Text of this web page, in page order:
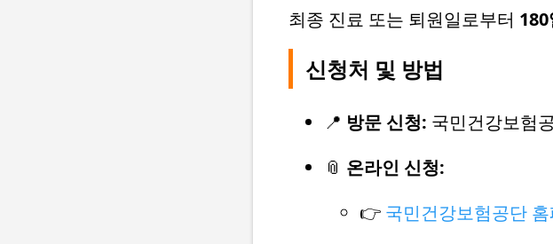
최종 진료 또는 퇴원일로부터
신청처 및 방법
📍 방문 신청: 국민건강보험
📎 온라인 신청:
👉 국민건강보험공단 홈